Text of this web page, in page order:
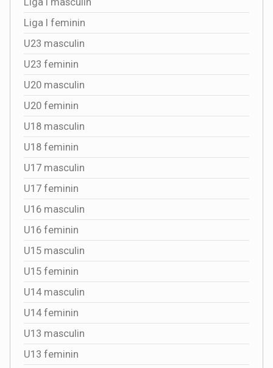
Liga I feminin
U23 masculin
U23 feminin
U20 masculin
U20 feminin
U18 masculin
U18 feminin
U17 masculin
U17 feminin
U16 masculin
U16 feminin
U15 masculin
U15 feminin
U14 masculin
U14 feminin
U13 masculin
U13 feminin